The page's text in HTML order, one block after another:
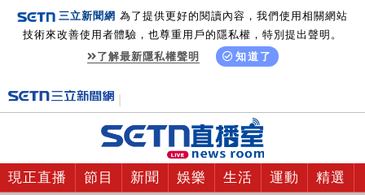
三立新聞網 為了提供更好的閱讀內容，我們使用相關網站
技術來改善使用者體驗，也尊重用戶的隱私權，特別提出聲明。
了解最新隱私權聲明
知道了
現正直播 節目 新聞 娛樂 生活 運動 精選